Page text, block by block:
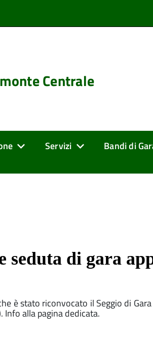
Centrale
Servizi Bandi di
seduta di gara
è stato riconvocato il Seggio di
alla pagina dedicata.